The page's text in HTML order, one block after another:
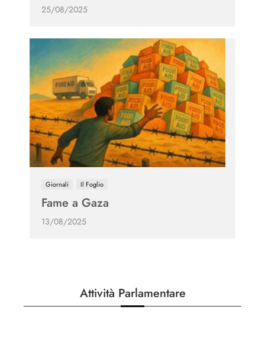
25/08/2025
Giornali Il Foglio
Fame a Gaza
13/08/2025
Attività Parlamentare